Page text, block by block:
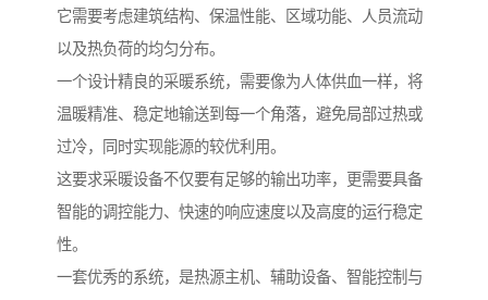
它需要考虑建筑结构、保温性能、区域功能、人员流动
以及热负荷的均匀分布。
一个设计精良的采暖系统，需要像为人体供血一样，将
温暖精准、稳定地输送到每一个角落，避免局部过热或
过冷，同时实现能源的较优利用。
这要求采暖设备不仅要有足够的输出功率，更需要具备
智能的调控能力、快速的响应速度以及高度的运行稳定
性。
一套优秀的系统，是热源主机、辅助设备、智能控制与